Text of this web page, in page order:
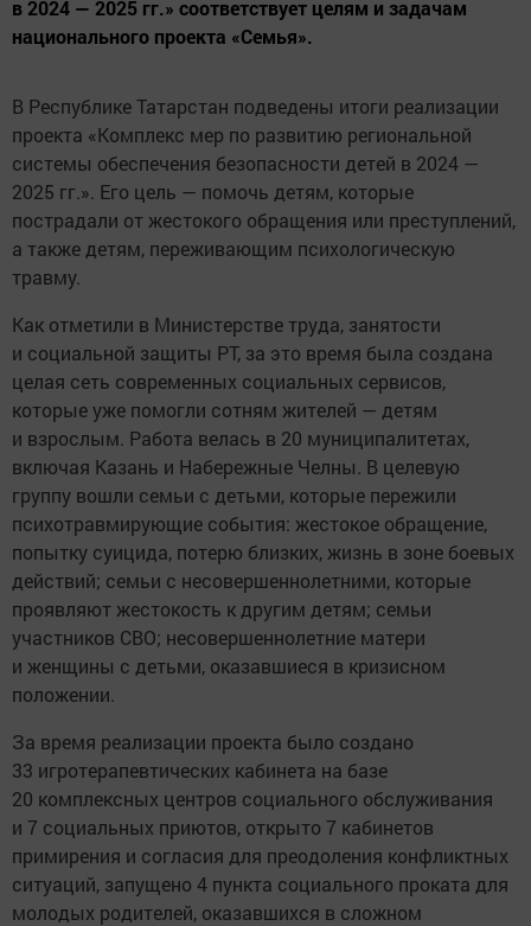
в 2024 — 2025 гг.» соответствует целям и задачам
национального проекта «Семья».
В Республике Татарстан подведены итоги реализации
проекта «Комплекс мер по развитию региональной
системы обеспечения безопасности детей в 2024 —
2025 гг.». Его цель — помочь детям, которые
пострадали от жестокого обращения или преступлений,
а также детям, переживающим психологическую
травму.
Как отметили в Министерстве труда, занятости
и социальной защиты РТ, за это время была создана
целая сеть современных социальных сервисов,
которые уже помогли сотням жителей — детям
и взрослым. Работа велась в 20 муниципалитетах,
включая Казань и Набережные Челны. В целевую
группу вошли семьи с детьми, которые пережили
психотравмирующие события: жестокое обращение,
попытку суицида, потерю близких, жизнь в зоне боевых
действий; семьи с несовершеннолетними, которые
проявляют жестокость к другим детям; семьи
участников СВО; несовершеннолетние матери
и женщины с детьми, оказавшиеся в кризисном
положении.
За время реализации проекта было создано
33 игротерапевтических кабинета на базе
20 комплексных центров социального обслуживания
и 7 социальных приютов, открыто 7 кабинетов
примирения и согласия для преодоления конфликтных
ситуаций, запущено 4 пункта социального проката для
молодых родителей, оказавшихся в сложном